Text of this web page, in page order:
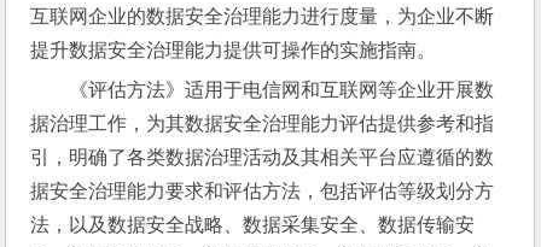
互联网企业的数据安全治理能力进行度量，为企业不断
提升数据安全治理能力提供可操作的实施指南。
《评估方法》适用于电信网和互联网等企业开展数
据治理工作，为其数据安全治理能力评估提供参考和指
引，明确了各类数据治理活动及其相关平台应遵循的数
据安全治理能力要求和评估方法，包括评估等级划分方
法，以及数据安全战略、数据采集安全、数据传输安